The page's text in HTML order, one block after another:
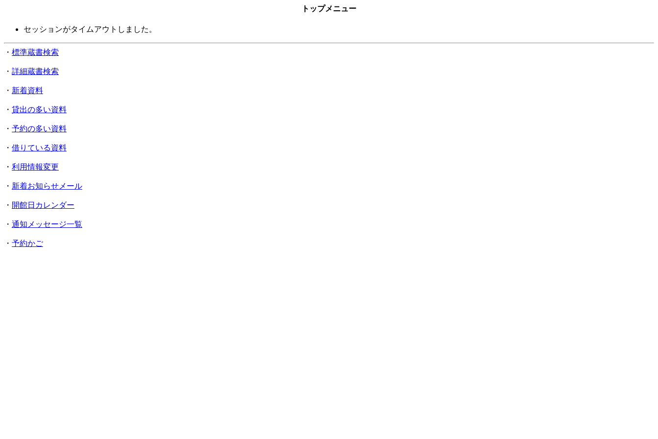
トップメニュー
セッションがタイムアウトしました。
・ 標準蔵書検索
・ 詳細蔵書検索
・ 新着資料
・ 貸出の多い資料
・ 予約の多い資料
・ 借りている資料
・ 利用情報変更
・ 新着お知らせメール
・ 開館日カレンダー
・ 通知メッセージ一覧
・ 予約かご